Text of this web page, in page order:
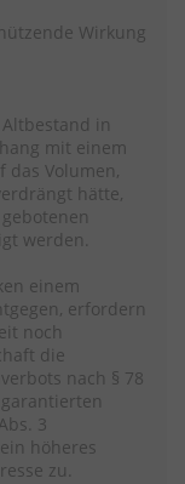
Wirkung
in
mit einem
das Volumen,
hätte,
werden.
einem
erfordern
noch
die
nach § 78
3
höheres
zu.